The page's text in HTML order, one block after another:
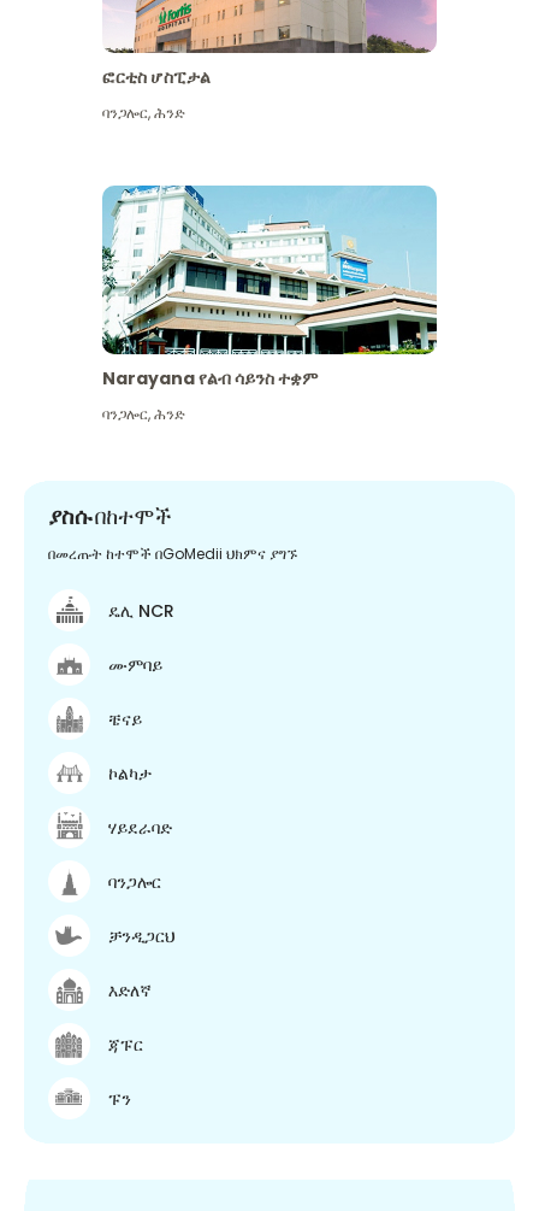
ፎርቲስ ሆስፒታል
ባንጋሎር,ሕንድ
Narayana የልብ ሳይንስ ተቋም
ባንጋሎር,ሕንድ
ያስሱበከተሞች
በመረጡት ከተሞች በGoMedii ህክምና ያግኙ
ዴሊ NCR
ሙምባይ
ቼናይ
ኮልካታ
ሃይደራባድ
ባንጋሎር
ቻንዲጋርህ
እድለኛ
ጃፑር
ፑን